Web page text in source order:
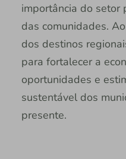
importância do setor
das comunidades.
dos destinos
para fortalecer a
oportunidades e
sustentável dos
presente.